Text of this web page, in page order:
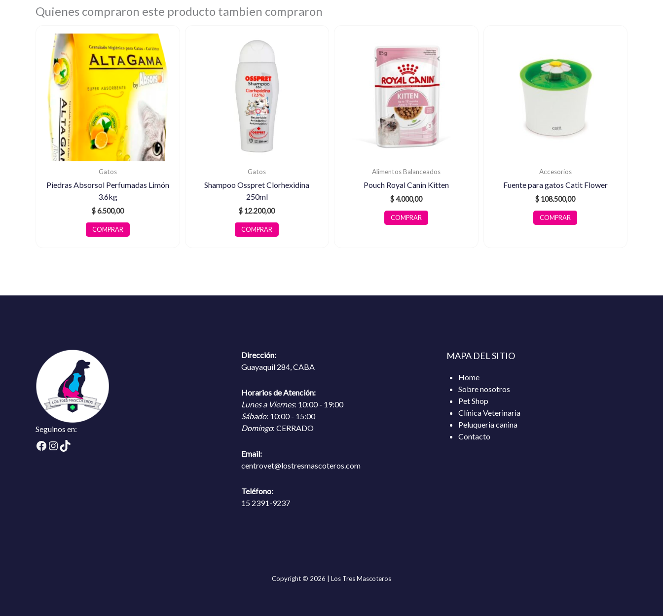
Quienes compraron este producto tambien compraron
Gatos
Piedras Absorsol Perfumadas Limón
3.6kg
$6.500,00
COMPRAR
Gatos
Shampoo Osspret Clorhexidina
250ml
$ 12.200,00
COMPRAR
Alimentos Balanceados
Pouch Royal Canin Kitten
$4.000,00
COMPRAR
Accesorios
Fuente para gatos Catit Flower
$ 108.500,00
COMPRAR
Seguinos en:
Facebook
Instagram
TikTok
Dirección:
Guayaquil 284, CABA
Horarios de Atención:
Lunes a Viernes: 10:00 - 19:00
Sábado: 10:00 - 15:00
Domingo: CERRADO
Email:
centrovet@lostresmascoteros.com
Teléfono:
15 2391-9237
MAPA DEL SITIO
Home
Sobre nosotros
Pet Shop
Clínica Veterinaria
Peluqueria canina
Contacto
Copyright © 2026 | Los Tres Mascoteros